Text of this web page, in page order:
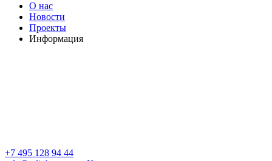
О нас
Новости
Проекты
Информация
+7 495 128 94 44